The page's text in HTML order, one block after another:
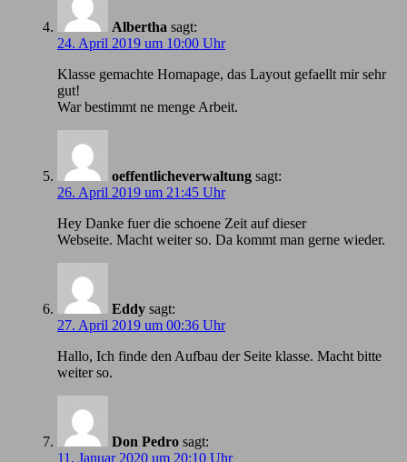
Albertha sagt:
24. April 2019 um 10:00 Uhr
Klasse gemachte Homapage, das Layout gefaellt mir sehr
gut!
War bestimmt ne menge Arbeit.
oeffentlicheverwaltung sagt:
26. April 2019 um 21:45 Uhr
Hey Danke fuer die schoene Zeit auf dieser
Webseite. Macht weiter so. Da kommt man gerne wieder.
Eddy sagt:
27. April 2019 um 00:36 Uhr
Hallo, Ich finde den Aufbau der Seite klasse. Macht bitte
weiter so.
Don Pedro sagt:
11. Januar 2020 um 20:10 Uhr